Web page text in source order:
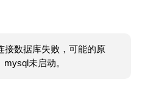
接数据库失败，可能的原
未启动。